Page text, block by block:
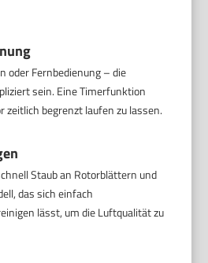
oder Fernbedienung – die
sein. Eine Timerfunktion
zeitlich begrenzt laufen zu lassen.
Staub an Rotorblättern und
das sich einfach
lässt, um die Luftqualität zu